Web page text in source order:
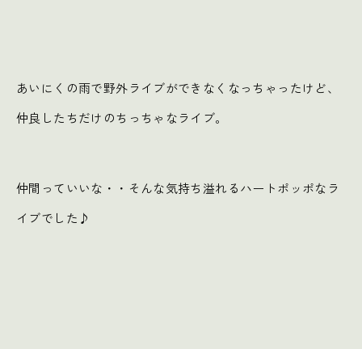
あいにくの雨で野外ライブができなくなっちゃったけど、
仲良したちだけのちっちゃなライブ。
仲間っていいな・・そんな気持ち溢れるハートポッポなラ
イブでした♪